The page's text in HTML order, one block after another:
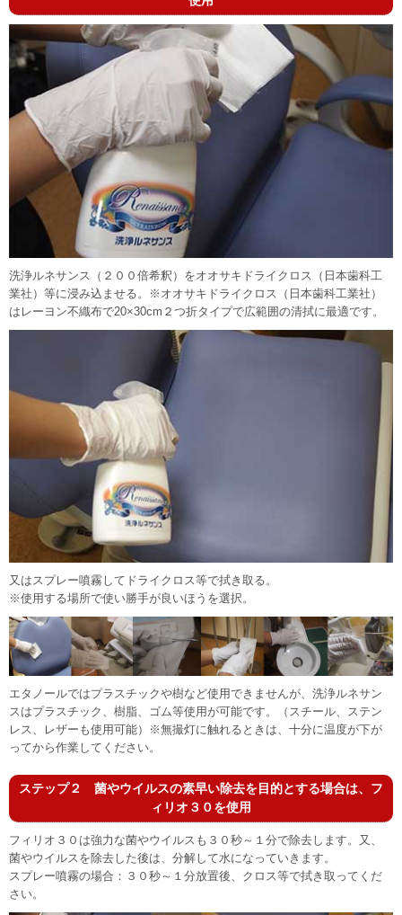
洗浄ルネサンス（２００倍希釈）をオオサキドライクロス（日本歯科工
業社）等に浸み込ませる。※オオサキドライクロス（日本歯科工業社）
はレーヨン不織布で20×30cm２つ折タイプで広範囲の清拭に最適です。
又はスプレー噴霧してドライクロス等で拭き取る。
※使用する場所で使い勝手が良いほうを選択。
エタノールではプラスチックや樹など使用できませんが、洗浄ルネサン
スはプラスチック、樹脂、ゴム等使用が可能です。（スチール、ステン
レス、レザーも使用可能）※無撮灯に触れるときは、十分に温度が下が
ってから作業してください。
ステップ２
菌やウイルスの素早い除去を目的とする場合は、フ
ィリオ３０を使用
フィリオ３０は強力な菌やウイルスも３０秒～１分で除去します。又、
菌やウイルスを除去した後は、分解して水になっていきます。
スプレー噴霧の場合：３０秒～１分放置後、クロス等で拭き取ってくだ
さい。